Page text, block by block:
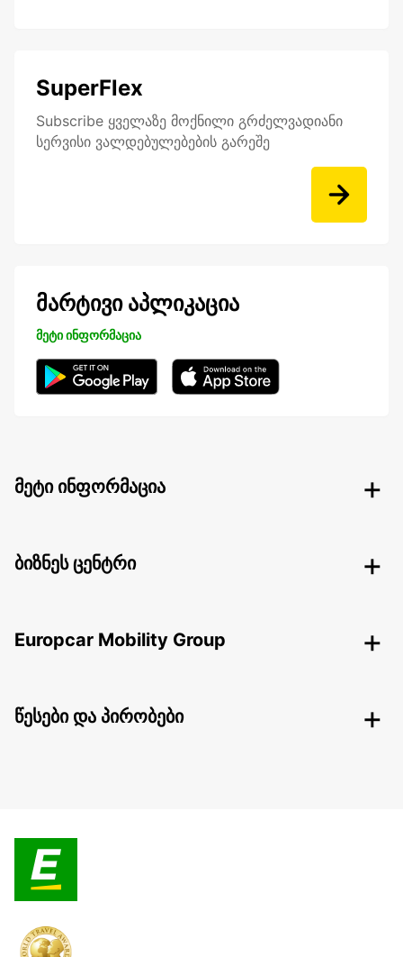
SuperFlex
Subscribe ყველაზე მოქნილი გრძელვადიანი
სერვისი ვალდებულებების გარეშე
მარტივი აპლიკაცია
მეტი ინფორმაცია
მეტი ინფორმაცია
ბიზნეს ცენტრი
Europcar Mobility Group
წესები და პირობები